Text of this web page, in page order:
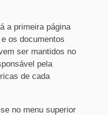
a primeira página
os documentos
ser mantidos no
pela
de cada
no menu superior